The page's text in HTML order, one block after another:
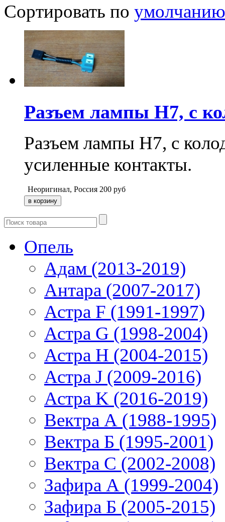
Сортировать по умолчанию
Разъем лампы H7, с
Разъем лампы H7, с
усиленные контакты.
Неоригинал, Россия 200 руб
Опель
Адам (2013-2019)
Антара (2007-2017)
Астра F (1991-1997)
Астра G (1998-2004)
Астра H (2004-2015)
Астра J (2009-2016)
Астра K (2016-2019)
Вектра А (1988-1995)
Вектра Б (1995-2001)
Вектра С (2002-2008)
Зафира А (1999-2004)
Зафира Б (2005-2015)